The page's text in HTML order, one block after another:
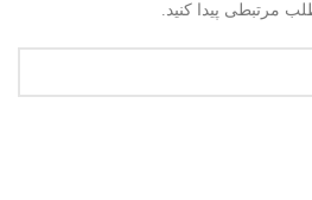
مرتبطی پیدا کنید.